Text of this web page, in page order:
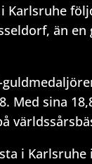
Karlsruhe
än en
Med sina
i